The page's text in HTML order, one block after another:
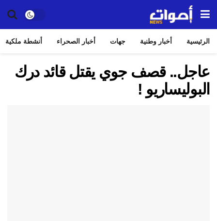
الرئيسية أخبار وطنية جهات أخبار الصحراء أنشطة ملكية
عاجل.. قصف جوي يقتل قائد درك
البوليساريو !